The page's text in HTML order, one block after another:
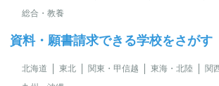
総合・教養
資料・願書請求できる学校をさがす
北海道 東北 関東・甲信越 東海・北陸 関